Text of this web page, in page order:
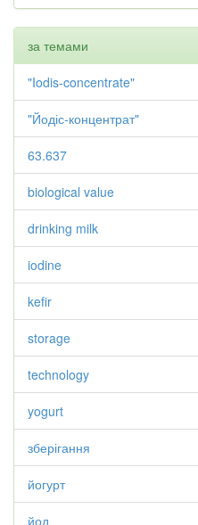
за темами
"Iodis-concentrate"
"Йодіс-концентрат"
63.637
biological value
drinking milk
iodine
kefir
storage
technology
yogurt
зберігання
йогурт
йод